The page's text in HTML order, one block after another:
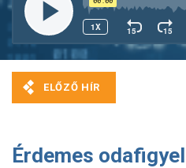
MI AZ A ROBOT PODCAST?
Érdemes